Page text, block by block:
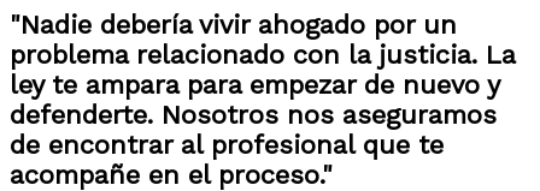
"Nadie debería vivir ahogado por un
problema relacionado con la justicia. La
ley te ampara para empezar de nuevo y
defenderte. Nosotros nos aseguramos
de encontrar al profesional que te
acompañe en el proceso."